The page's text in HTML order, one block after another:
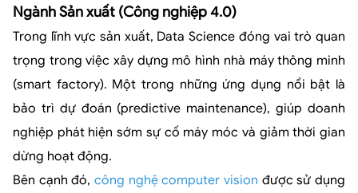
Ngành Sản xuất (Công nghiệp 4.0)
Trong lĩnh vực sản xuất, Data Science đóng vai trò quan
trọng trong việc xây dựng mô hình nhà máy thông minh
(smart factory). Một trong những ứng dụng nổi bật là
bảo trì dự đoán (predictive maintenance), giúp doanh
nghiệp phát hiện sớm sự cố máy móc và giảm thời gian
dừng hoạt động.
Bên cạnh đó, công nghệ computer vision được sử dụng